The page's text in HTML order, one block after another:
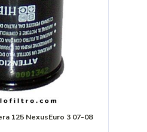
125 NexusEuro 3 07-08